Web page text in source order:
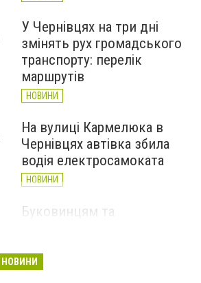
У Чернівцях на три дні
змінять рух громадського
транспорту: перелік
маршрутів
НОВИНИ
На вулиці Кармелюка в
Чернівцях автівка збила
водія електросамоката
НОВИНИ
Буковинцям та
матеріальної допомоги